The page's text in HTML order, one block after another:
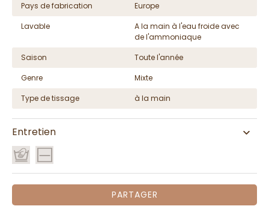
Pays de fabrication
Europe
Lavable
A la main à l'eau froide avec
de l'ammoniaque
Saison
Toute l'année
Genre
Mixte
Type de tissage
à la main
Entretien
PARTAGER